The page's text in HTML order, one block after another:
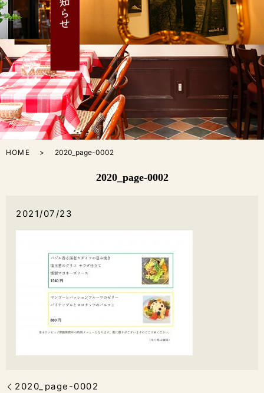
HOME 2020_page-0002
2020_page-0002
2021/07/23
2020_page-0002